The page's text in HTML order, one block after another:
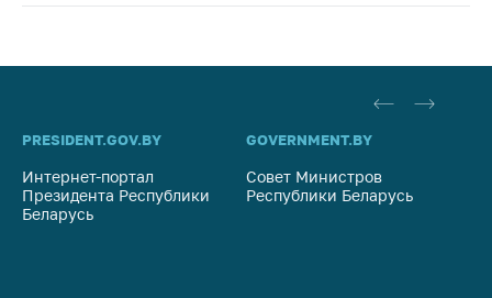
PRESIDENT.GOV.BY
Интернет-портал
Президента Республики
Беларусь
GOVERNMENT.BY
Совет Министров
Республики Беларусь